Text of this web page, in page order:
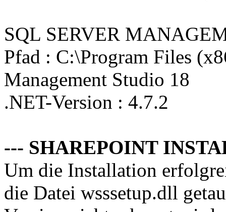
SQL SERVER
Pfad : C:\Program Files
Management Studio 18
.NET-Version : 4.7.2
--- SHAREPOINT
Um die Installation
die Datei wsssetup.dll